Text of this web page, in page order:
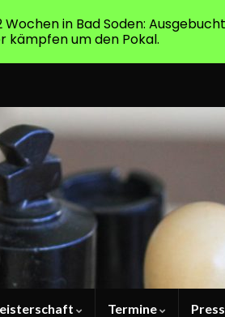
Termine
in Bad Soden:
kämpfen um den Pokal.